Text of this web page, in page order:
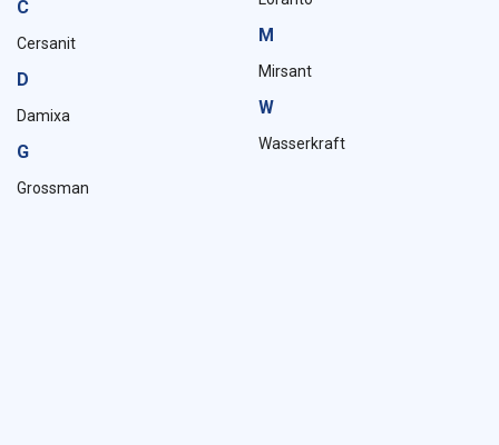
C
Cersanit
D
Damixa
G
Grossman
M
Mirsant
W
Wasserkraft